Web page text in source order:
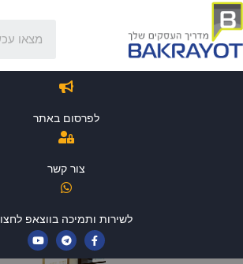
לפרסום באתר
צור קשר
לשירות ותמיכה בווצאפ לחצו